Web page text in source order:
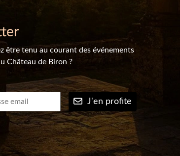
être tenu au courant des événements
Château de Biron ?
J'en profite